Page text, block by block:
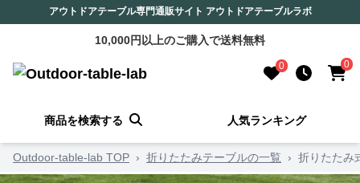
アウトドアテーブル専門通販サイト アウトドアテーブルラボ
10,000円以上のご購入で送料無料
0 0
商品を検索する 人気ランキング
Outdoor-table-lab TOP › 折りたたみテーブルの一覧 › 折りたたみ